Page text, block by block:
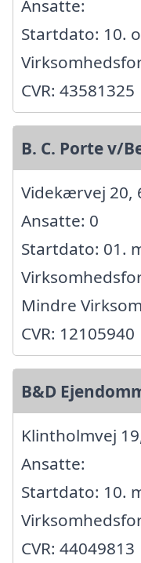
Ansatte:
Startdato: 10.
CVR: 43581325
B. C. Porte v/
Videkærvej 20,
Ansatte: 0
Startdato: 01.
Mindre
CVR: 12105940
B&D
Klintholmvej
Ansatte:
Startdato: 10.
CVR: 44049813